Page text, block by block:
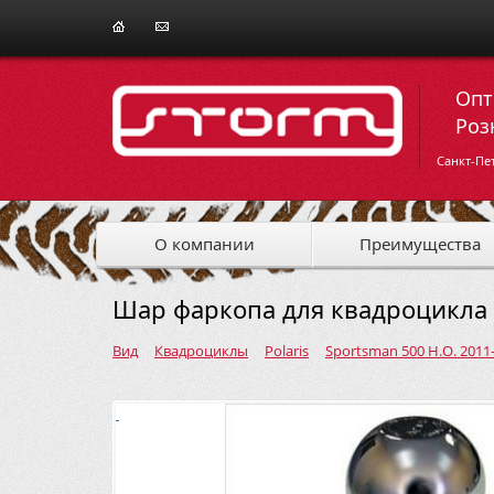
Опт
Санкт-
О компании Преимущества
Шар фаркопа для квадроцикла
Вид Квадроциклы Polaris Sportsman 500 H.O.